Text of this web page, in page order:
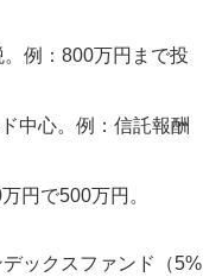
例：800万円まで投
中心。例：信託報酬
円で500万円。
ックスファンド（5%